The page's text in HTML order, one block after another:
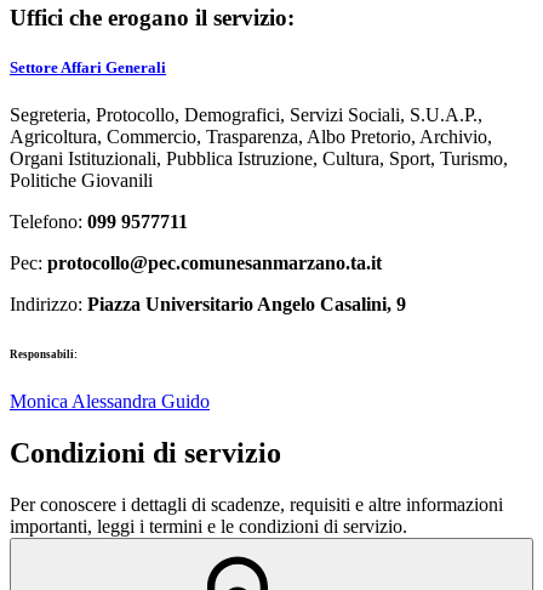
Uffici che erogano il servizio:
Settore Affari Generali
Segreteria, Protocollo, Demografici, Servizi Sociali, S.U.A.P.,
Agricoltura, Commercio, Trasparenza, Albo Pretorio, Archivio,
Organi Istituzionali, Pubblica Istruzione, Cultura, Sport, Turismo,
Politiche Giovanili
Telefono: 099 9577711
Pec: protocollo@pec.comunesanmarzano.ta.it
Indirizzo: Piazza Universitario Angelo Casalini, 9
Responsabili:
Monica Alessandra Guido
Condizioni di servizio
Per conoscere i dettagli di scadenze, requisiti e altre informazioni
importanti, leggi i termini e le condizioni di servizio.